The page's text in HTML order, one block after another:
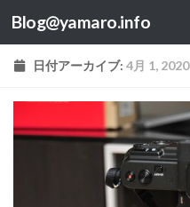
コンテンツへスキップ
Blog@yamaro.info
日付アーカイブ: 4月 1, 2020